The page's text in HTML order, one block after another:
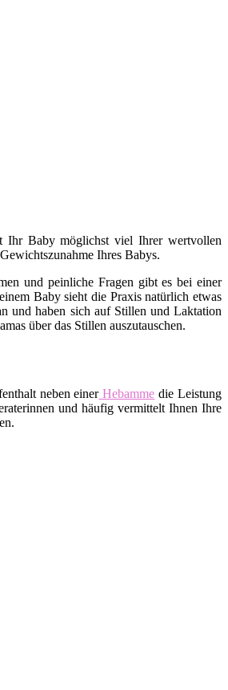
Ihr Baby möglichst viel Ihrer wertvollen
Ihres Babys.
und peinliche Fragen gibt es bei einer
Baby sieht die Praxis natürlich etwas
und haben sich auf Stillen und Laktation
über das Stillen auszutauschen.
neben einerHebamme die Leistung
und häufig vermittelt Ihnen Ihre